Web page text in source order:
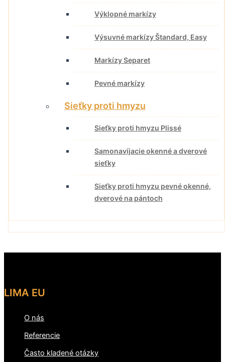
Výklopné markízy
Výsuvné markízy Štandard, Easy
Markízy Separet
Pevné markízy
Sieťky proti hmyzu
Sieťky proti hmyzu Plissé
Samonavíjacie okenné a dverové
sieťky
Sieťky proti hmyzu pevné okenné,
dverové na pántoch
LIMA EU
O nás
Referencie
Často kladené otázky